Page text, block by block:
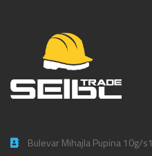
Bulevar Mihajla Pupina 10g/s1